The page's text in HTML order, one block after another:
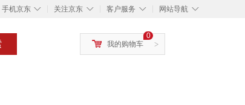
◇
手机京东 ◇
关注京东 ◇
客户服务 ◇
网站导航
>
0
我的购物车